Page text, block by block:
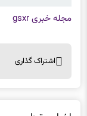
مجله خبری gsxr
اشتراک گذاری